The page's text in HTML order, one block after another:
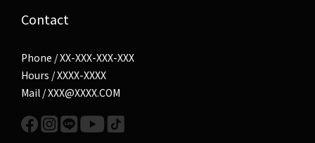
Contact
Phone / XX-XXX-XXX-XXX
Hours / XXXX-XXXX
Mail / XXX@XXXX.COM